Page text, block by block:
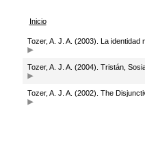
Inicio
Tozer, A. J. A. (2003). La
Tozer, A. J. A. (2004). Tristán,
Tozer, A. J. A. (2002). The